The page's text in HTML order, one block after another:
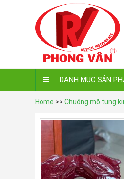
DANH MỤC SẢN
Home >> Chuông mõ tụng